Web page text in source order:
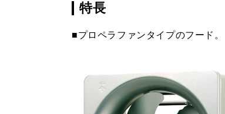
特長
■プロペラファンタイプのフード。